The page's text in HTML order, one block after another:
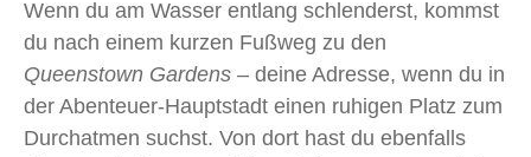
Wenn du am Wasser entlang schlenderst, kommst
du nach einem kurzen Fußweg zu den
Queenstown Gardens – deine Adresse, wenn du in
der Abenteuer‑Hauptstadt einen ruhigen Platz zum
Durchatmen suchst. Von dort hast du ebenfalls